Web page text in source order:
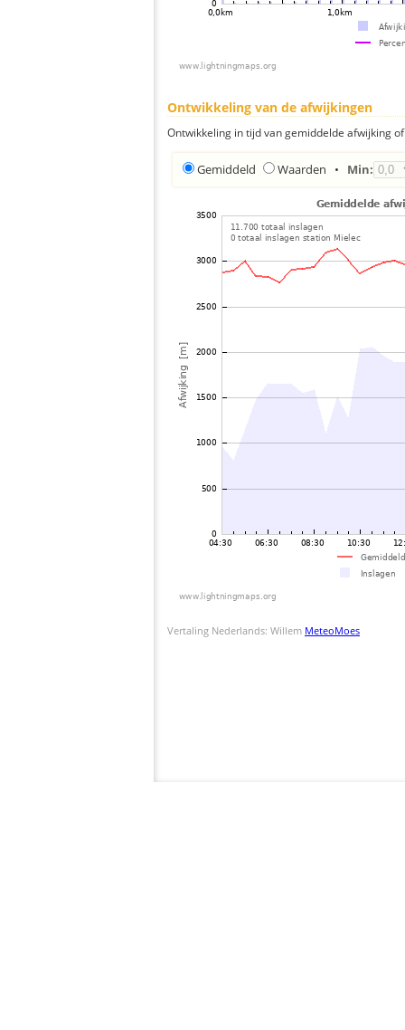
Ontwikkeling van de afwijkingen
Ontwikkeling in tijd van gemiddelde afwijking
Gemiddeld Waarden • Min:
Vertaling Nederlands: Willem MeteoMoes